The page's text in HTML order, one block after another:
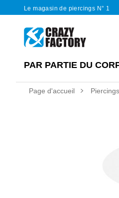
Le magasin de piercings N° 1
PAR PARTIE DU
Page d'accueil